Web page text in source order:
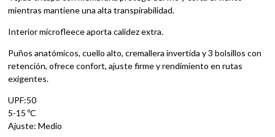
mientras mantiene una alta transpirabilidad.
Interior microfleece aporta calidez extra.
Puños anatómicos, cuello alto, cremallera invertida y 3 bolsillos con
retención, ofrece confort, ajuste firme y rendimiento en rutas
exigentes.
UPF:50
5-15 ºC
Ajuste: Medio